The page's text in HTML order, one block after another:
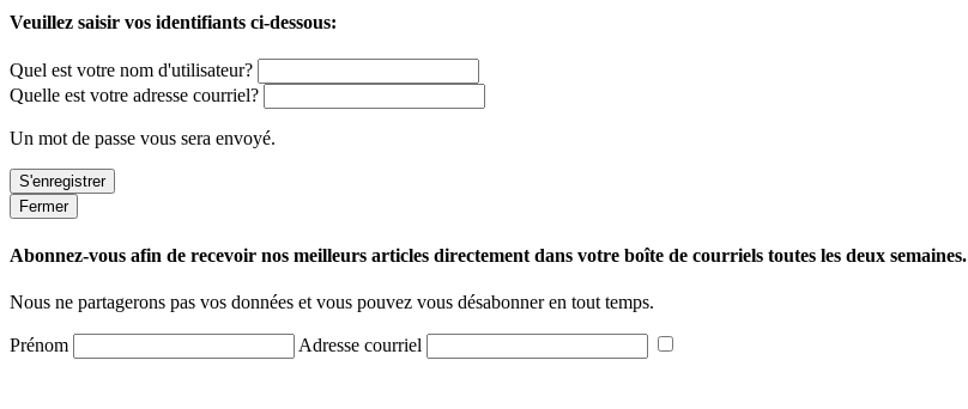
Veuillez saisir vos identifiants ci-dessous:
Quel est votre nom d'utilisateur?
Quelle est votre adresse courriel?
Un mot de passe vous sera envoyé.
Fermer
Abonnez-vous afin de recevoir nos meilleurs articles directement dans votre boîte de courriels toutes les deux semaines.
Nous ne partagerons pas vos données et vous pouvez vous désabonner en tout temps.
Prénom Adresse courriel